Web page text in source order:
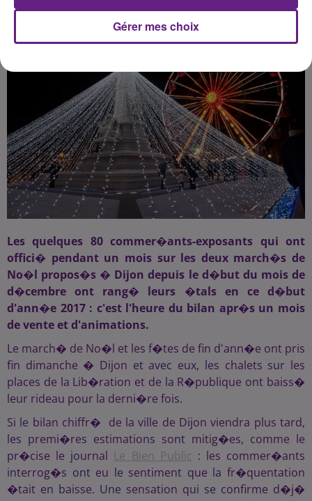
Les quelques 80 commer�ants-exposants qui ont
offici� pendant un mois sur les deux march�s de
No�l propos�s � Dijon depuis le d�but du mois de
d�cembre ont rang� leurs �talsen ce d�but
d'ann�e 2017 : c'est l'heure du bilan apr�s un mois
de vente et d'animations.
Le march� de No�l et les f�tes de fin d'ann�e ont pris
fin dimanche � Dijon et avec eux, les chalets sur les
places de la Lib�ration et de la R�publique ont baiss�
leur rideau pour la derni�re fois.
Si le bilan chiffr� de la ville de Dijon viendra plus tard,
les premi�res estimations sont mitig�es, comme le
pr�cise le journal Le Bien Public : les commer�ants
interrog�s ont eu le sentiment que la fr�quentation
�tait en baisse. Une sensation qui se confirme d�j�
Gérer mes choix